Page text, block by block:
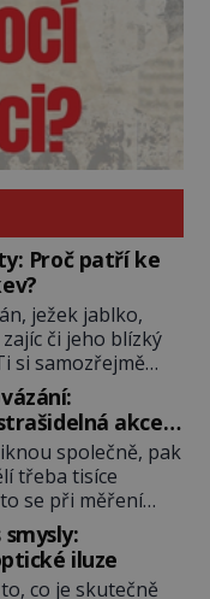
Proč patří ke
ježek jablko,
či jeho blízký
si samozřejmě
Proč jsou
o potravě
mýty? Pokud máte
mu dát
mu i bude
by ji mít jen
[…]
akce
i fascinuje
společně, pak
třeba tisíce
se při měření
nimi
pouto. Albert
dávkou
iluze
co je skutečně